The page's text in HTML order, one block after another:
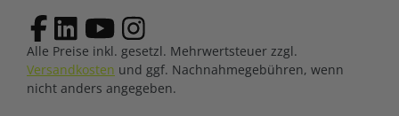
Alle Preise inkl. gesetzl. Mehrwertsteuer zzgl.
Versandkosten und ggf. Nachnahmegebühren, wenn
nicht anders angegeben.